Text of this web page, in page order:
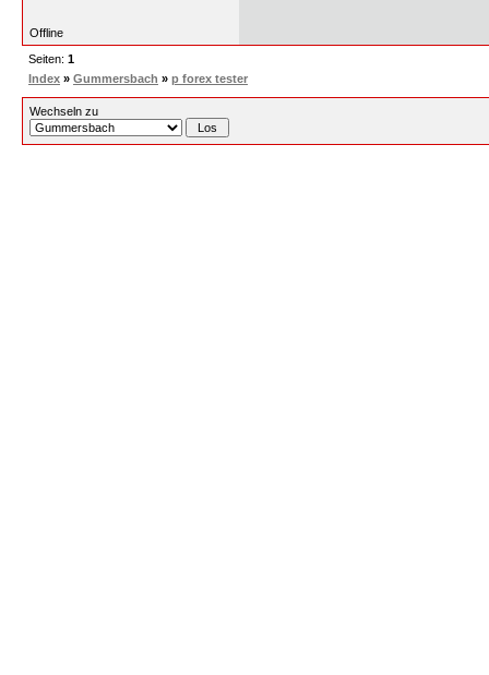
Offline
Seiten: 1
Index » Gummersbach » p forex tester
Wechseln zu